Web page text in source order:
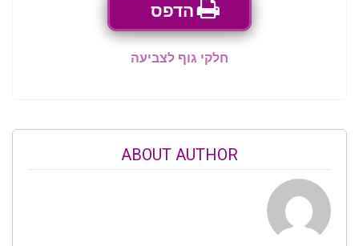
הדפס
חלקי גוף לצביעה
ABOUT AUTHOR